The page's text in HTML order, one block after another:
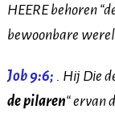
HEERE behoren
bewoonbare
Job 9:6;
. Hij Die
de pilaren“ervan